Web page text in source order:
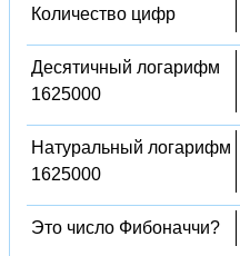
Количество цифр
Десятичный логарифм
1625000
Натуральный логарифм
1625000
Это число Фибоначчи?